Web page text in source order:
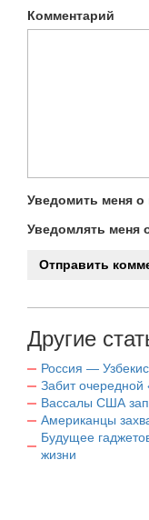
Комментарий
Уведомить меня о
Уведомлять меня
Другие
Россия —
Забит
Вассалы США
Американцы
Будущее
жизни